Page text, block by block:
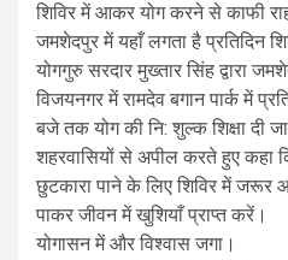
शिविर में आकर योग करने से काफी
जमशेदपुर में यहाँ लगता है प्रतिदिन
योगगुरु सरदार मुख्तार सिंह द्वारा
विजयनगर में रामदेव बगान पार्क में
बजे तक योग की नि: शुल्क शिक्षा दी
शहरवासियों से अपील करते हुए कहा
छुटकारा पाने के लिए शिविर में
पाकर जीवन में खुशियाँ प्राप्त करें।
योगासन में और विश्वास जगा।